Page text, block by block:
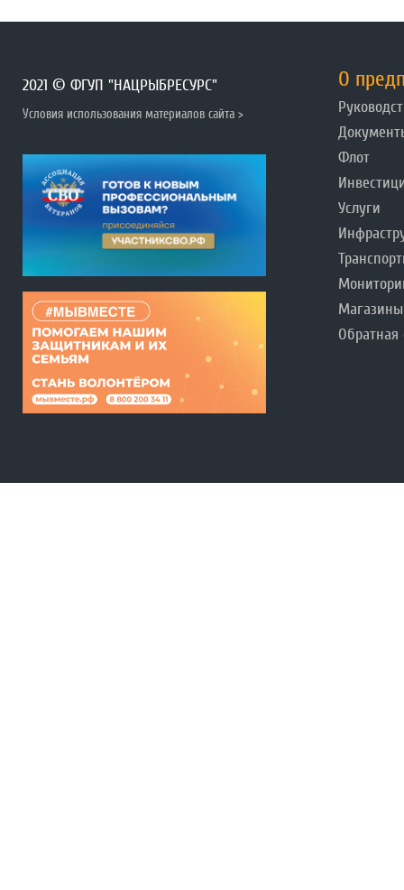
2021 © ФГУП "НАЦРЫБРЕСУРС"
Условия использования материалов сайта >
О
Флот
Услуги
Магазины
Обратная